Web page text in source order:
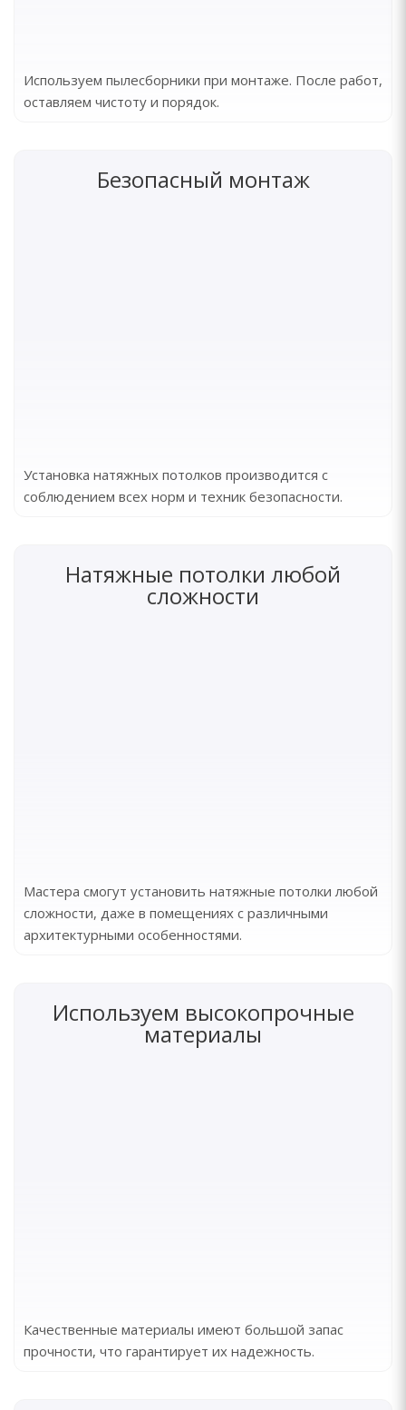
Используем пылесборники при монтаже. После работ,
оставляем чистоту и порядок.
Безопасный монтаж
Установка натяжных потолков производится с
соблюдением всех норм и техник безопасности.
Натяжные потолки любой
сложности
Мастера смогут установить натяжные потолки любой
сложности, даже в помещениях с различными
архитектурными особенностями.
Используем высокопрочные
материалы
Качественные материалы имеют большой запас
прочности, что гарантирует их надежность.